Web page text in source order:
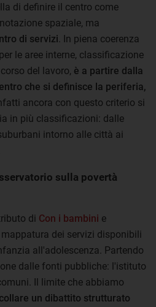
di definire il centro come
spaziale, ma
di servizi . In piena coerenza
le aree interne, classificazione
del lavoro, è a partire dalla
che si definisce la periferia,
ancora con questo criterio si
in più classificazioni: dalle
intorno alle città ai
sulla povertà
di Con i bambini e
dei servizi disponibili
all'adolescenza. Partendo
dalle fonti pubbliche: l'istituto
Il limite che abbiamo
un dibattito strutturato